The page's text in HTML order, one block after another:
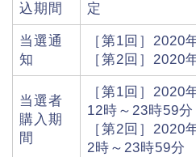
込期間
定
当選通
知
［第1回］2020
［第2回］2020
当選者
購入期
間
［第1回］2020
12時～23時59分
［第2回］2020
2時～23時59分